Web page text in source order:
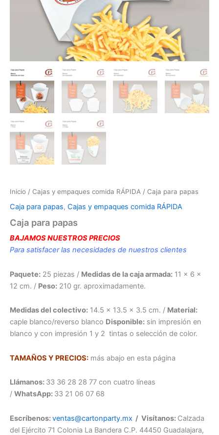
Inicio / Cajas y empaques comida RÁPIDA / Caja para papas
Caja para papas, Cajas y empaques comida RÁPIDA
Caja para papas
BAJAMOS NUESTROS PRECIOS
Para satisfacer las necesidades de nuestros clientes
Paquete: 25 piezas / Medidas de la caja armada: 11 x 6 x
12 cm. / Peso: 210 gr. aproximadamente.
Medidas del colectivo: 14.5 x 13.5 x 3.5 cm. / Material:
caple blanco/reverso blanco Disponible: sin impresión en
blanco y con impresión 1 y 2 tintas o selección de color.
TAMAÑOS Y PRECIOS: más abajo en esta página
Llámanos: 33 36 28 28 77 con cuatro líneas
/ WhatsApp: 33 21 06 07 68
Escríbenos:ventas@cartonparty.mx / Visítanos: Calzada
del Ejército 71 Colonia La Bandera C.P. 44450 Guadalajara,